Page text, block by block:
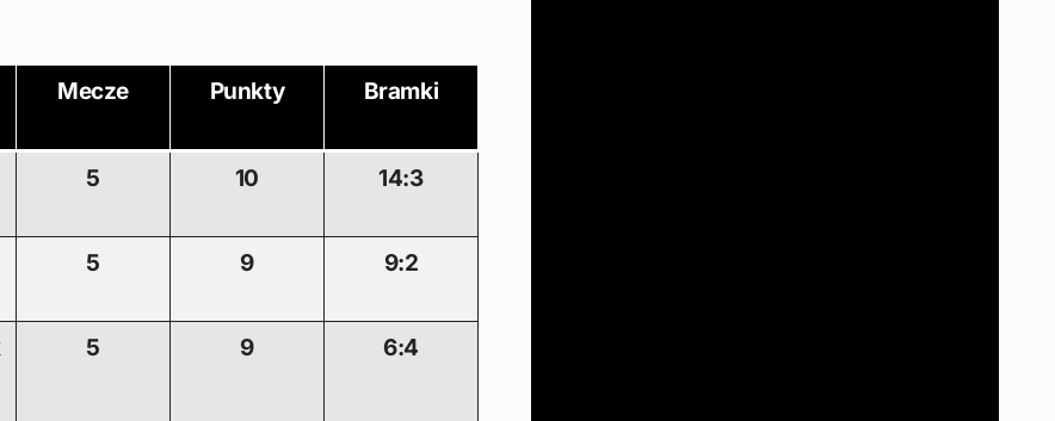
Mecze Punkty Bramki
5 10 14:3
5 9 9:2
5 9 6:4